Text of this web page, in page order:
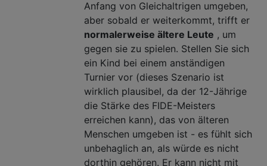
Anfang von Gleichaltrigen umgeben,
aber sobald er weiterkommt, trifft er
normalerweise ältere Leute , um
gegen sie zu spielen. Stellen Sie sich
ein Kind bei einem anständigen
Turnier vor (dieses Szenario ist
wirklich plausibel, da der 12-Jährige
die Stärke des FIDE-Meisters
erreichen kann), das von älteren
Menschen umgeben ist - es fühlt sich
unbehaglich an, als würde es nicht
dorthin gehören. Er kann nicht mit